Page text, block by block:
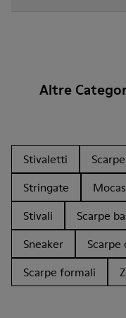
Altre
Stivaletti
Stringate
Stivali
Scarpe
Sneaker
Scarpe
Scarpe formali